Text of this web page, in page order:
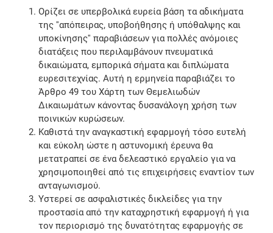
Ορίζει σε υπερβολικά ευρεία βάση τα αδικήματα
της ''απόπειρας, υποβοήθησης ή υπόθαλψης και
υποκίνησης'' παραβιάσεων για πολλές ανόμοιες
διατάξεις που περιλαμβάνουν πνευματικά
δικαιώματα, εμπορικά σήματα και διπλώματα
ευρεσιτεχνίας. Αυτή η ερμηνεία παραβιάζει το
Άρθρο 49 του Χάρτη των Θεμελιωδών
Δικαιωμάτων κάνοντας δυσανάλογη χρήση των
ποινικών κυρώσεων.
Καθιστά την αναγκαστική εφαρμογή τόσο ευτελή
και εύκολη ώστε η αστυνομική έρευνα θα
μετατραπεί σε ένα δελεαστικό εργαλείο για να
χρησιμοποιηθεί από τις επιχειρήσεις εναντίον των
ανταγωνισμού.
Υστερεί σε ασφαλιστικές δικλείδες για την
προστασία από την καταχρηστική εφαρμογή ή για
τον περιορισμό της δυνατότητας εφαρμογής σε